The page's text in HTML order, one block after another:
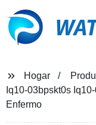
Hogar
Iq10-03bpskt0s
Enfermo